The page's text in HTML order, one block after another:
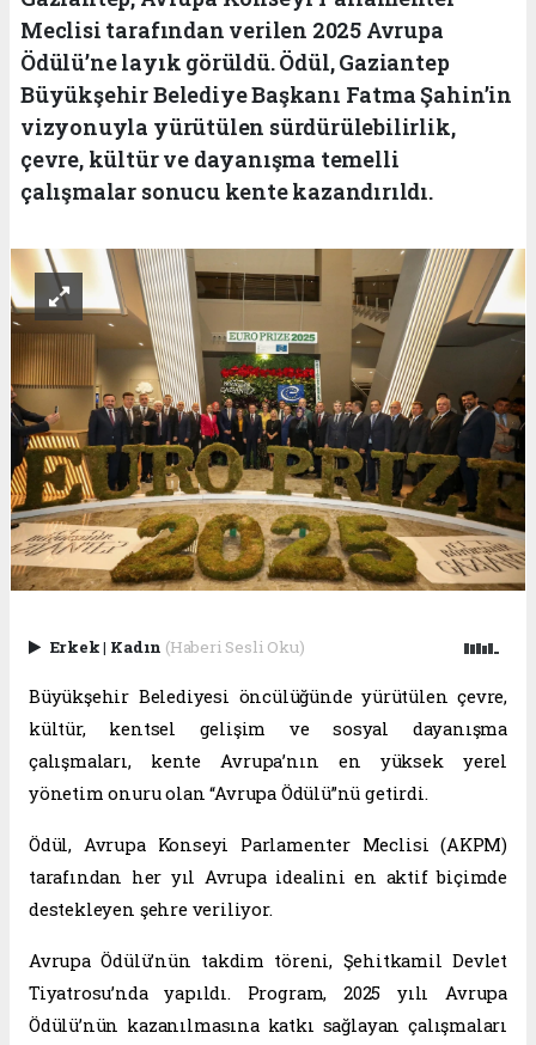
Meclisi tarafından verilen 2025 Avrupa
Ödülü’ne layık görüldü. Ödül, Gaziantep
Büyükşehir Belediye Başkanı Fatma Şahin’in
vizyonuyla yürütülen sürdürülebilirlik,
çevre, kültür ve dayanışma temelli
çalışmalar sonucu kente kazandırıldı.
Erkek| Kadın (Haberi Sesli Oku)
Büyükşehir Belediyesi öncülüğünde yürütülen çevre,
kültür, kentsel gelişim ve sosyal dayanışma
çalışmaları, kente Avrupa’nın en yüksek yerel
yönetim onuru olan “Avrupa Ödülü”nü getirdi.
Ödül, Avrupa Konseyi Parlamenter Meclisi (AKPM)
tarafından her yıl Avrupa idealini en aktif biçimde
destekleyen şehre veriliyor.
Avrupa Ödülü’nün takdim töreni, Şehitkamil Devlet
Tiyatrosu’nda yapıldı. Program, 2025 yılı Avrupa
Ödülü’nün kazanılmasına katkı sağlayan çalışmaları